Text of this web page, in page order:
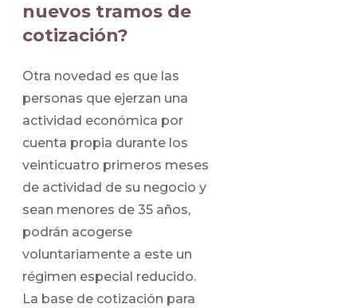
nuevos tramos de
cotización?
Otra novedad es que las
personas que ejerzan una
actividad económica por
cuenta propia durante los
veinticuatro primeros meses
de actividad de su negocio y
sean menores de 35 años,
podrán acogerse
voluntariamente a este un
régimen especial reducido.
La base de cotización para